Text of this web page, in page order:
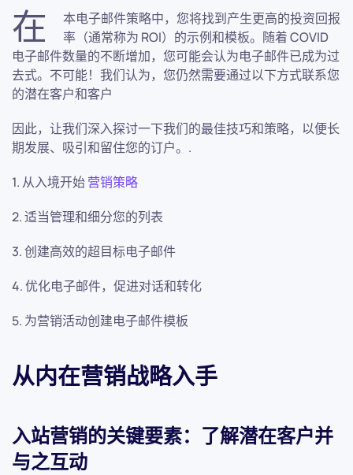
在
本电子邮件策略中，您将找到产生更高的投资回报
率（通常称为 ROI）的示例和模板。随着 COVID
电子邮件数量的不断增加，您可能会认为电子邮件已成为过
去式。不可能！我们认为，您仍然需要通过以下方式联系您
的潜在客户和客户
因此，让我们深入探讨一下我们的最佳技巧和策略，以便长
期发展、吸引和留住您的订户。.
1. 从入境开始营销策略
2. 适当管理和细分您的列表
3. 创建高效的超目标电子邮件
4. 优化电子邮件，促进对话和转化
5. 为营销活动创建电子邮件模板
从内在营销战略入手
入站营销的关键要素：了解潜在客户并
与之互动